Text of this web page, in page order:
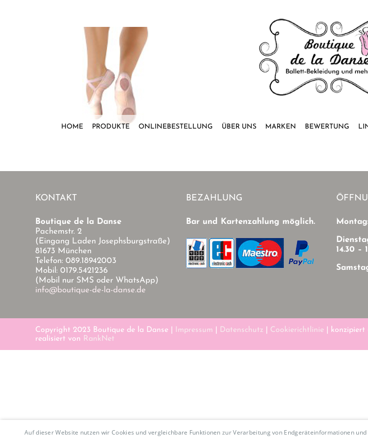
HOME PRODUKTE ONLINEBESTELLUNG ÜBER UNS MARKEN BEWERTUNG
KONTAKT
Boutique de la Danse
Pachemstr. 2
(Eingang Laden Josephsburgstraße)
81673 München
Telefon: 089.18942003
Mobil: 0179.5421236
(Mobil nur SMS oder WhatsApp)
info@boutique-de-la-danse.de
BEZAHLUNG
Bar und Kartenzahlung möglich.
14.30 –
Copyright 2023 Boutique de la Danse | Impressum Datenschutz Cookierichtlinie | konzipiert
realisiert von RankNet
Auf dieser Website nutzen wir Cookies und vergleichbare Funktionen zur Verarbeitung von Endgeräteinformationen und